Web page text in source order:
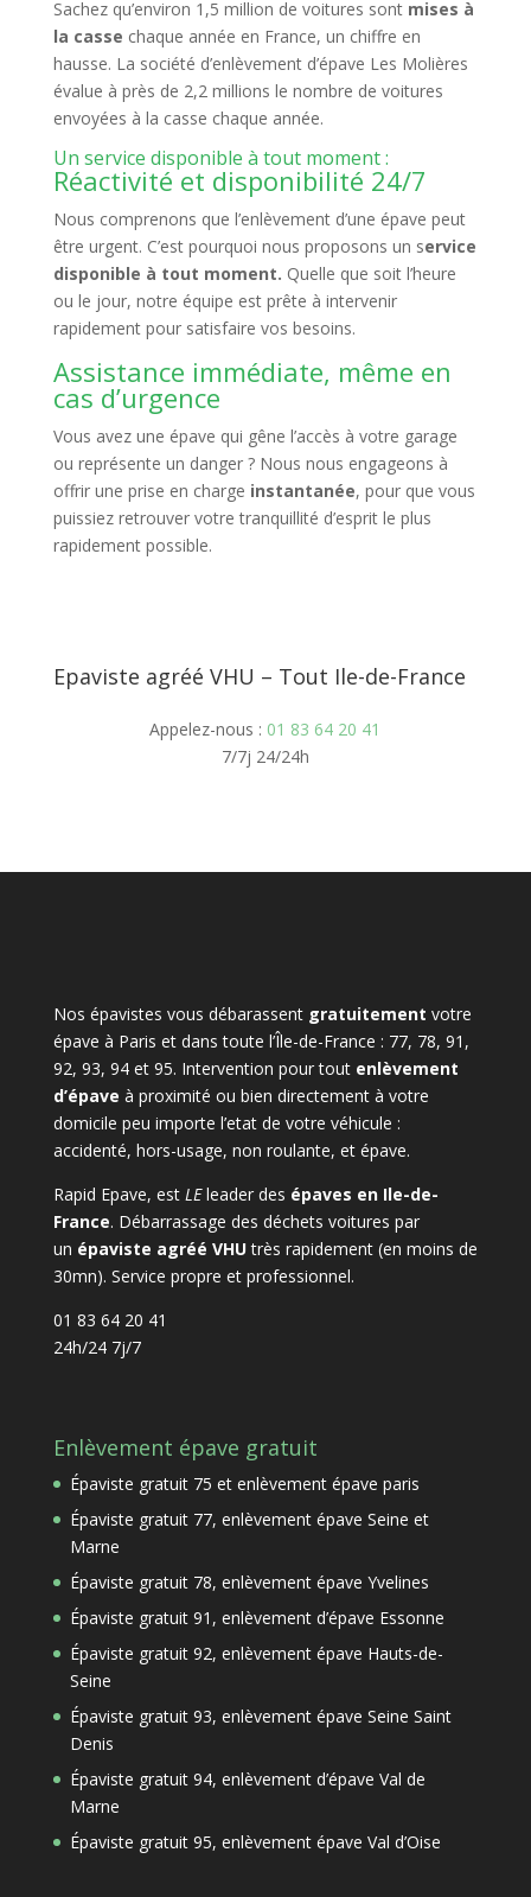
Sachez qu’environ 1,5 million de voitures sont mises à
la casse chaque année en France, un chiffre en
hausse. La société d’enlèvement d’épave Les Molières
évalue à près de 2,2 millions le nombre de voitures
envoyées à la casse chaque année.
Un service disponible à tout moment :
Réactivité et disponibilité 24/7
Nous comprenons que l’enlèvement d’une épave peut
être urgent. C’est pourquoi nous proposons un service
disponible à tout moment. Quelle que soit l’heure
ou le jour, notre équipe est prête à intervenir
rapidement pour satisfaire vos besoins.
Assistance immédiate, même en
cas d’urgence
Vous avez une épave qui gêne l’accès à votre garage
ou représente un danger ? Nous nous engageons à
offrir une prise en charge instantanée, pour que vous
puissiez retrouver votre tranquillité d’esprit le plus
rapidement possible.
Epaviste agréé VHU – Tout Ile-de-France
Appelez-nous : 01 83 64 20 41
7/7j 24/24h
Nos épavistes vous débarassent gratuitement votre
épave à Paris et dans toute l’Île-de-France : 77, 78, 91,
92, 93, 94 et 95. Intervention pour tout enlèvement
d’épave à proximité ou bien directement à votre
domicile peu importe l’etat de votre véhicule :
accidenté, hors-usage, non roulante, et épave.
Rapid Epave, est LEleader des épaves en Ile-de-
France. Débarrassage des déchets voitures par
un épaviste agréé VHUtrès rapidement (en moins de
30mn). Service propre et professionnel.
01 83 64 20 41
24h/24 7j/7
Enlèvement épave gratuit
Épaviste gratuit 75 et enlèvement épave paris
Épaviste gratuit 77, enlèvement épave Seine et
Marne
Épaviste gratuit 78, enlèvement épave Yvelines
Épaviste gratuit 91, enlèvement d’épave Essonne
Épaviste gratuit 92, enlèvement épave Hauts-de-
Seine
Épaviste gratuit 93, enlèvement épave Seine Saint
Denis
Épaviste gratuit 94, enlèvement d’épave Val de
Marne
Épaviste gratuit 95, enlèvement épave Val d’Oise